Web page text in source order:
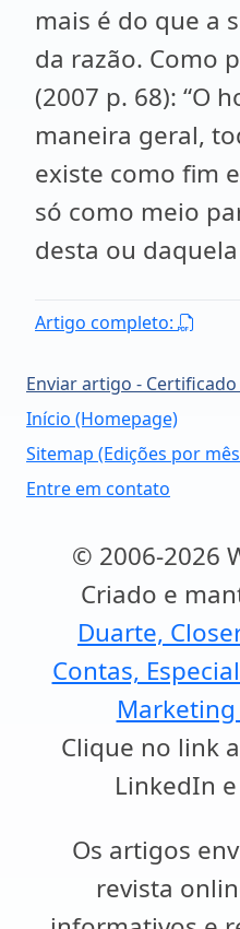
mais é do que a
da razão. Como
(2007 p. 68): “O
maneira geral,
existe como fim
só como meio
desta ou
Artigo completo:
Enviar artigo -
Início (Homepage)
Sitemap (Edições por
Entre em contato
© 2006-2026
Criado e
Duarte,
Contas,
Marketing
Clique no link
LinkedIn
Os artigos
revista